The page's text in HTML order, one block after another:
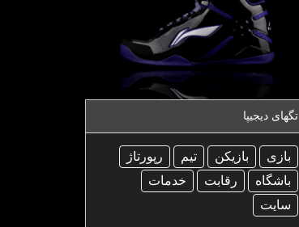
تگهای دیجیپا
بازی بازیكن تیم
رپورتاژ
باشگاه
رقابت
خدمات
سایت